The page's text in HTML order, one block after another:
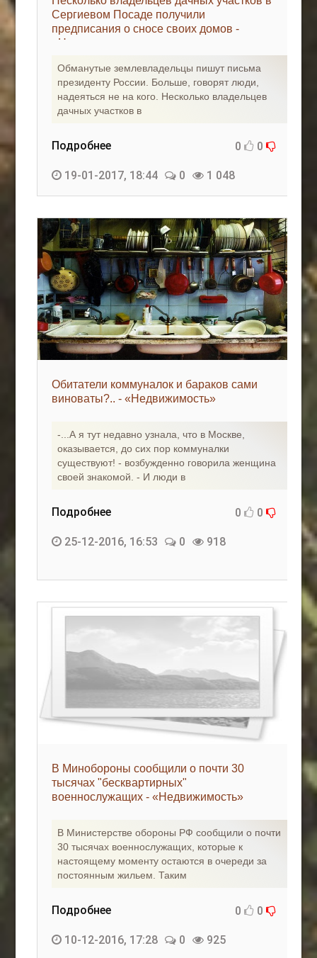
Сергиевом Посаде получили
предписания о сносе своих домов -
«Недвижимость»
Обманутые землевладельцы пишут письма
президенту России. Больше, говорят люди,
надеяться не на кого. Несколько владельцев
дачных участков в
Подробнее 0 0
19-01-2017, 18:44 0 1 048
Обитатели коммуналок и бараков сами
виноваты?.. - «Недвижимость»
-...А я тут недавно узнала, что в Москве,
оказывается, до сих пор коммуналки
существуют! - возбужденно говорила женщина
своей знакомой. - И люди в
Подробнее 0 0
25-12-2016, 16:53 0 918
В Минобороны сообщили о почти 30
тысячах "бесквартирных"
военнослужащих - «Недвижимость»
В Министерстве обороны РФ сообщили о почти
30 тысячах военнослужащих, которые к
настоящему моменту остаются в очереди за
постоянным жильем. Таким
Подробнее 0 0
10-12-2016, 17:28 0 925